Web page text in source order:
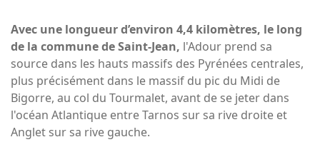
Avec une longueur d’environ 4,4 kilomètres, le long
de la commune de Saint-Jean, l'Adour prend sa
source dans les hauts massifs des Pyrénées centrales,
plus précisément dans le massif du pic du Midi de
Bigorre, au col du Tourmalet, avant de se jeter dans
l'océan Atlantique entre Tarnos sur sa rive droite et
Anglet sur sa rive gauche.